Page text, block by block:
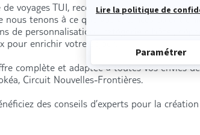
de voyages TUI, recevez un accueil
nous tenons à ce que vos vacances soient
de personnalisation : catégorie d’hôtel,
pour enrichir votre séjour…
complète et adaptée à toutes vos envies
Circuit Nouvelles-Frontières.
des conseils d’experts pour la